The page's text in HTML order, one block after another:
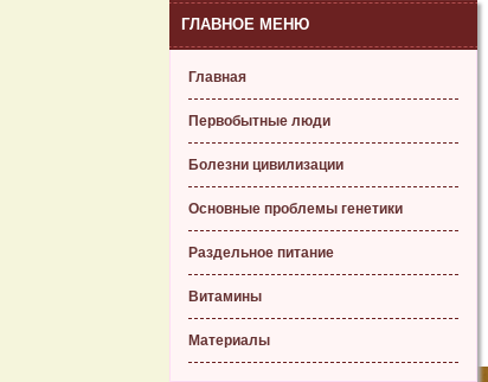
ГЛАВНОЕ МЕНЮ
Главная
Первобытные люди
Болезни цивилизации
Основные проблемы генетики
Раздельное питание
Витамины
Материалы